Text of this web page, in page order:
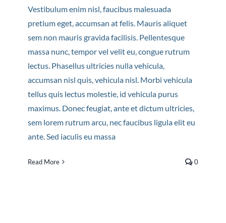
Vestibulum enim nisl, faucibus malesuada
pretium eget, accumsan at felis. Mauris aliquet
sem non mauris gravida facilisis. Pellentesque
massa nunc, tempor vel velit eu, congue rutrum
lectus. Phasellus ultricies nulla vehicula,
accumsan nisl quis, vehicula nisl. Morbi vehicula
tellus quis lectus molestie, id vehicula purus
maximus. Donec feugiat, ante et dictum ultricies,
sem lorem rutrum arcu, nec faucibus ligula elit eu
ante. Sed iaculis eu massa
Read More 0